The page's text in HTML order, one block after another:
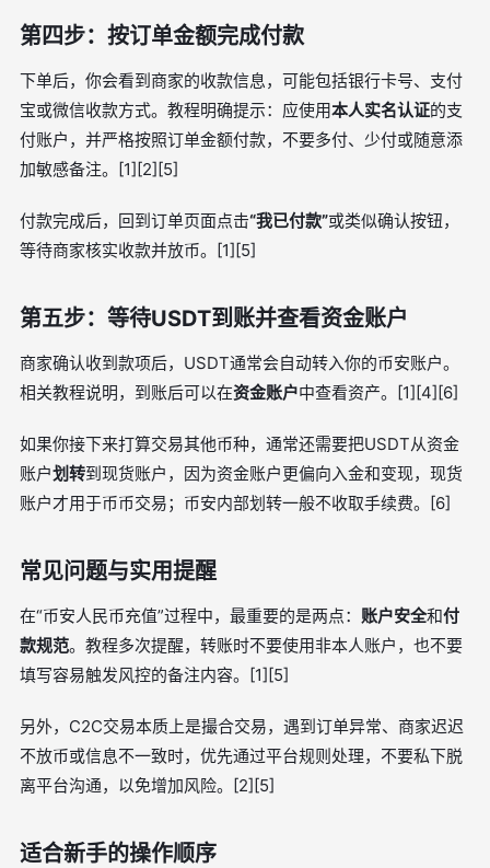
第四步：按订单金额完成付款
下单后，你会看到商家的收款信息，可能包括银行卡号、支付
宝或微信收款方式。教程明确提示：应使用本人实名认证的支
付账户，并严格按照订单金额付款，不要多付、少付或随意添
加敏感备注。[1][2][5]
付款完成后，回到订单页面点击“我已付款”或类似确认按钮，
等待商家核实收款并放币。[1][5]
第五步：等待USDT到账并查看资金账户
商家确认收到款项后，USDT通常会自动转入你的币安账户。
相关教程说明，到账后可以在资金账户中查看资产。[1][4][6]
如果你接下来打算交易其他币种，通常还需要把USDT从资金
账户划转到现货账户，因为资金账户更偏向入金和变现，现货
账户才用于币币交易；币安内部划转一般不收取手续费。[6]
常见问题与实用提醒
在“币安人民币充值”过程中，最重要的是两点： 账户安全和付
款规范。教程多次提醒，转账时不要使用非本人账户，也不要
填写容易触发风控的备注内容。[1][5]
另外，C2C交易本质上是撮合交易，遇到订单异常、商家迟迟
不放币或信息不一致时，优先通过平台规则处理，不要私下脱
离平台沟通，以免增加风险。[2][5]
适合新手的操作顺序